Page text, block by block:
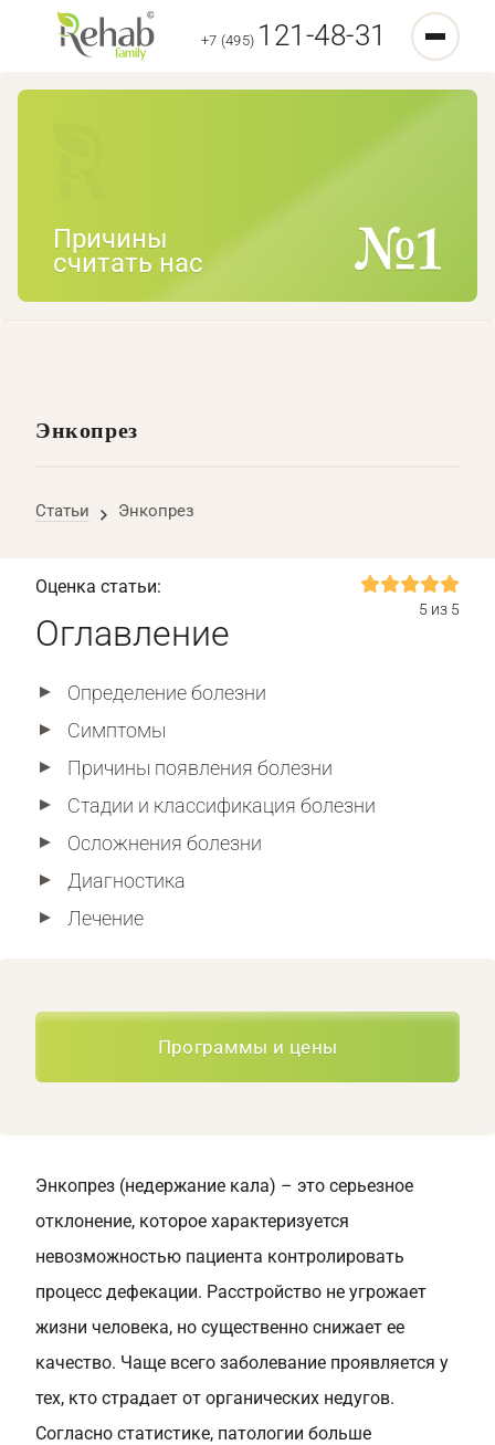
+7 (495) 121-48-31
Причины
считать нас
Энкопрез
Статьи Энкопрез
Оценка статьи:
5 из 5
Оглавление
Определение болезни
Симптомы
Причины появления болезни
Стадии и классификация болезни
Осложнения болезни
Диагностика
Лечение
Программы и цены
Энкопрез (недержание кала) – это серьезное
отклонение, которое характеризуется
невозможностью пациента контролировать
процесс дефекации. Расстройство не угрожает
жизни человека, но существенно снижает ее
качество. Чаще всего заболевание проявляется у
тех, кто страдает от органических недугов.
Согласно статистике, патологии больше